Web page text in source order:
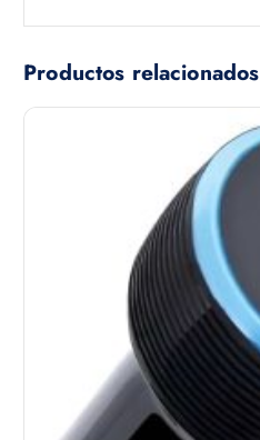
Productos relacionados